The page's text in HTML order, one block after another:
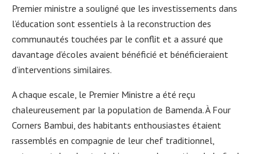
Premier ministre a souligné que les investissements dans
l’éducation sont essentiels à la reconstruction des
communautés touchées par le conflit et a assuré que
davantage d’écoles avaient bénéficié et bénéficieraient
d’interventions similaires.
A chaque escale, le Premier Ministre a été reçu
chaleureusement par la population de Bamenda. À Four
Corners Bambui, des habitants enthousiastes étaient
rassemblés en compagnie de leur chef traditionnel,